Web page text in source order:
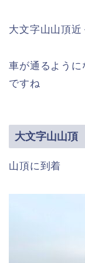
大文字山山頂
車が通るように
ですね
大文字山山頂
山頂に到着